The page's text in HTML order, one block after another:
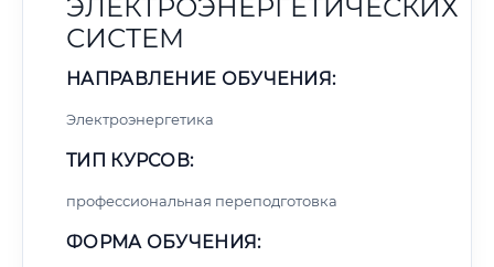
ЭЛЕКТРОЭНЕРГЕТИЧЕСКИХ
СИСТЕМ
НАПРАВЛЕНИЕ ОБУЧЕНИЯ:
Электроэнергетика
ТИП КУРСОВ:
профессиональная переподготовка
ФОРМА ОБУЧЕНИЯ: